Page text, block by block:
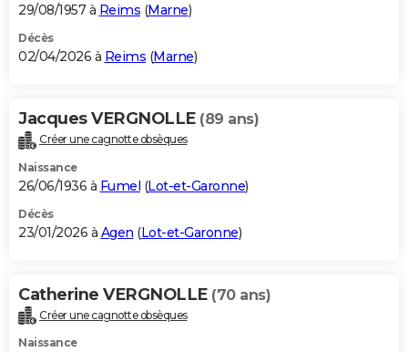
29/08/1957 à Reims (Marne)
Décès
02/04/2026 à Reims (Marne)
Jacques VERGNOLLE (89 ans)
Créer une cagnotte obsèques
Naissance
26/06/1936 à Fumel (Lot-et-Garonne)
Décès
23/01/2026 à Agen (Lot-et-Garonne)
Catherine VERGNOLLE (70 ans)
Créer une cagnotte obsèques
Naissance